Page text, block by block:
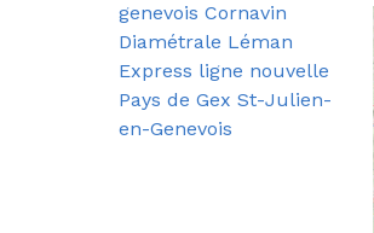
genevois Cornavin
Diamétrale Léman
Express ligne nouvelle
Pays de Gex St-Julien-
en-Genevois